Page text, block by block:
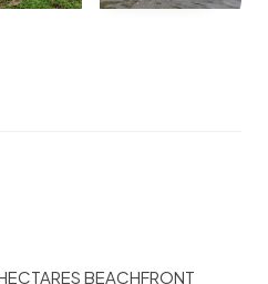
BEACHFRONT